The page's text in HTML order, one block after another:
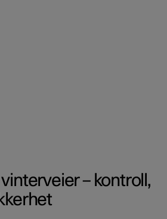
– kontroll,